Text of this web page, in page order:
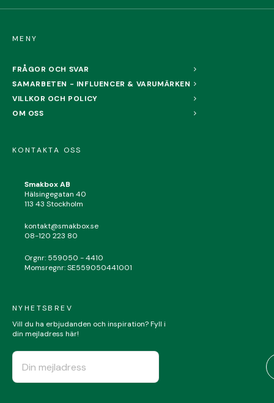
KONTAKTA OSS
Smakbox AB
Hälsingegatan 40
113 43 Stockholm
kontakt@smakbox.se
08-120 223 80
Orgnr: 559050 - 4410
Momsregnr: SE559050441001
MENY
FRÅGOR OCH SVAR
SAMARBETEN - INFLUENCER & VARUMÄRKEN
VILLKOR OCH POLICY
OM OSS
NYHETSBREV
Vill du ha erbjudanden och inspiration? Fyll i
din mejladress här!